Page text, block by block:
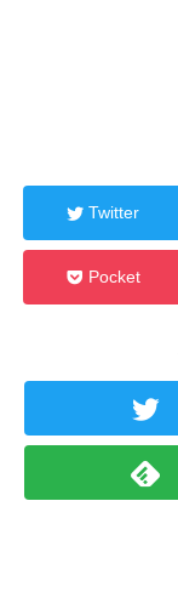
Twitter
Pocket